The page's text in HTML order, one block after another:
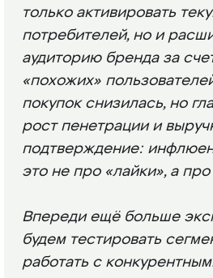
только активировать
потребителей, но и
аудиторию бренда за
«похожих»
покупок снизилась, но
рост пенетрации и
подтверждение:
это не про «лайки», а
Впереди ещё больше
будем тестировать
работать с